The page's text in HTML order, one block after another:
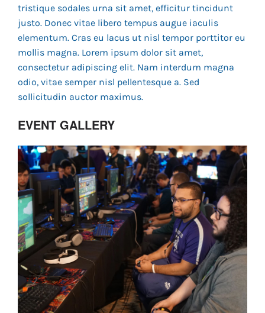
tristique sodales urna sit amet, efficitur tincidunt
justo. Donec vitae libero tempus augue iaculis
elementum. Cras eu lacus ut nisl tempor porttitor eu
mollis magna. Lorem ipsum dolor sit amet,
consectetur adipiscing elit. Nam interdum magna
odio, vitae semper nisl pellentesque a. Sed
sollicitudin auctor maximus.
EVENT GALLERY